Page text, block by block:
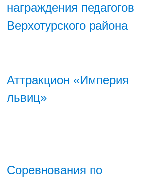
награждения педагогов
Верхотурского района
Аттракцион «Империя
львиц»
Соревнования по